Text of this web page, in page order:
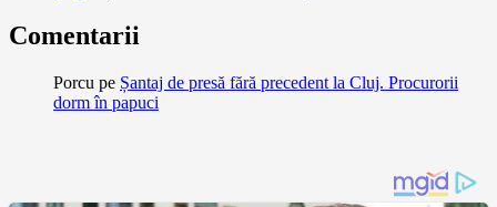
Comentarii
Porcu pe Șantaj de presă fără precedent la Cluj. Procurorii
dorm în papuci